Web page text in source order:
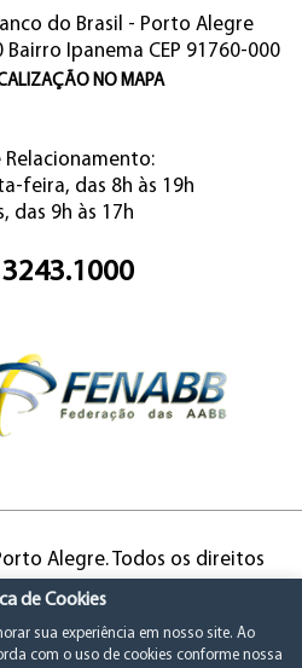
do Brasil - Porto Alegre
Bairro Ipanema CEP 91760-000
NO MAPA
Relacionamento:
feira, das 8h às 19h
das 9h às 17h
Alegre. Todos os direitos
de Cookies
sua experiência em nosso site. Ao
com o uso de cookies conforme nossa